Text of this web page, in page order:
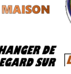
Val d’Orge